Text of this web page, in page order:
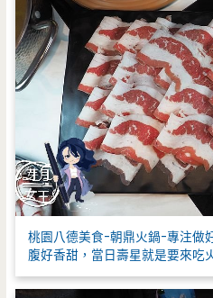
桃園八德美食-朝鼎火鍋-專注做
腹好香甜，當日壽星就是要來吃